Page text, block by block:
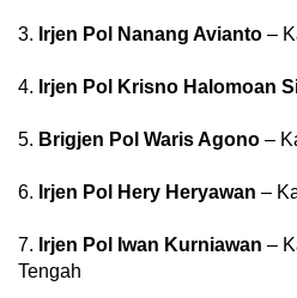
3. Irjen Pol Nanang Avianto –
4. Irjen Pol Krisno Halomoan
5. Brigjen Pol Waris Agono –
6. Irjen Pol Hery Heryawan –
7. Irjen Pol Iwan Kurniawan –
Tengah